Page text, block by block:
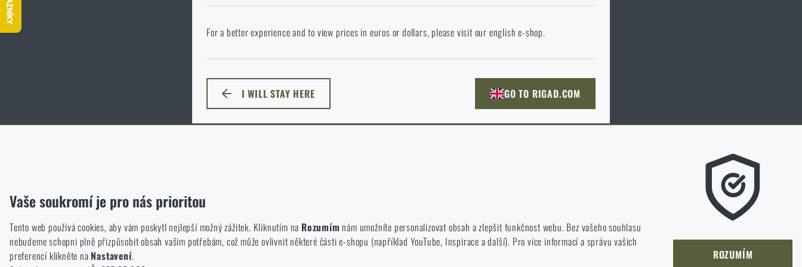
Ve vámi vybraném jazyce stránka neexistuje. Můžete tedy zůstat zde, nebo přejít na hlavní stránku cílového
jazyka. Jakou možnost si vyberete?
ZŮSTANU TADY PŘEJDU NA HLAVNÍ STRÁNKU
PŘEJÍT DO KOŠÍKU
ODEJÍT ROZUMÍM, POKRAČOVAT
For a better experience and to view prices in euros or dollars, please visit our english e-shop.
I WILL STAY HERE GO TO RIGAD.COM
Vaše soukromí je pro nás prioritou
Tento web používá cookies, aby vám poskytl nejlepší možný zážitek. Kliknutím na Rozumím nám umožníte personalizovat obsah a zlepšit funkčnost webu. Bez vašeho souhlasu
nebudeme schopni plně přizpůsobit obsah vašim potřebám, což může ovlivnit některé části e-shopu (například YouTube, Inspirace a další). Pro více informací a správu vašich
preferencí klikněte na Nastavení.
Do těchto cookies se anonymně ukládá, jakým způsobem procházíte a používáte náš web. Pomáhají nám lépe chápat, co se našim zákazníkům líbí a kterým směrem se máme ubírat.
Marketingové
Tyto cookies nám pomáhají optimalizovat reklamu směřující na náš e-shop, aby byla co nejvíce efektivní a náš obchod se mohl neustále rozvíjet a zlepšovat.
ROZUMÍM